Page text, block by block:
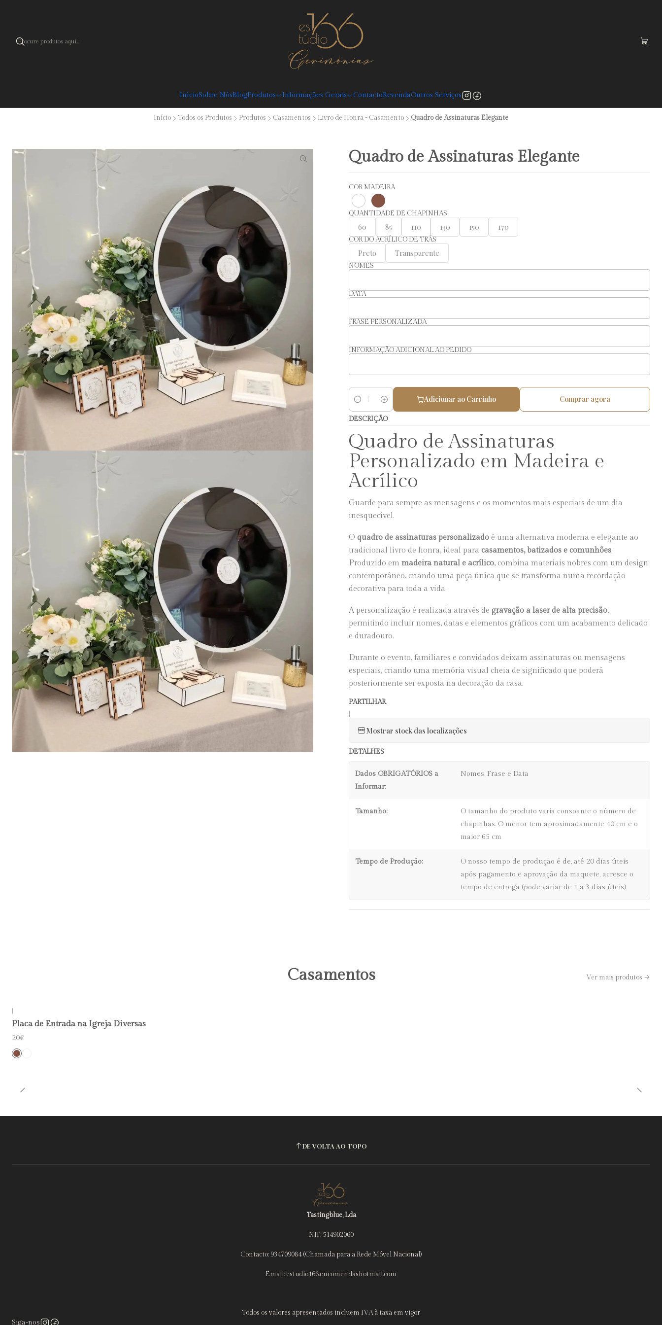
InícioSobre NósBlogProdutos Informações Gerais ContactoRevendaOutros Serviços
Início Todos os Produtos Produtos Casamentos Livro de Honra - Casamento Quadro de Assinaturas Elegante
Quadro de Assinaturas Elegante
COR MADEIRA
QUANTIDADE DE CHAPINHAS
60 85 110 130 150 170
COR DO ACRÍLICO DE TRÁS
Preto Transparente
NOMES
DATA
FRASE PERSONALIZADA
INFORMAÇÃO ADICIONAL AO PEDIDO
Quantidade
Adicionar ao Carrinho Comprar agora
DESCRIÇÃO
Quadro de Assinaturas
Personalizado em Madeira e
Acrílico
Guarde para sempre as mensagens e os momentos mais especiais de um dia
inesquecível.
O quadro de assinaturas personalizado é uma alternativa moderna e elegante ao
tradicional livro de honra, ideal para casamentos, batizados e comunhões.
Produzido em madeira natural e acrílico, combina materiais nobres com um design
contemporâneo, criando uma peça única que se transforma numa recordação
decorativa para toda a vida.
A personalização é realizada através de gravação a laser de alta precisão,
permitindo incluir nomes, datas e elementos gráficos com um acabamento delicado
e duradouro.
Durante o evento, familiares e convidados deixam assinaturas ou mensagens
especiais, criando uma memória visual cheia de significado que poderá
posteriormente ser exposta na decoração da casa.
PARTILHAR
Mostrar stock das localizações
DETALHES
Dados OBRIGATÓRIOS a
Informar:
Nomes, Frase e Data
Tamanho:
O tamanho do produto varia consoante o número de
chapinhas. O menor tem aproximadamente 40 cm e o
maior 65 cm
Tempo de Produção:
O nosso tempo de produção é de, até 20 dias úteis
após pagamento e aprovação da maquete, acresce o
tempo de entrega (pode variar de 1 a 3 dias úteis)
Casamentos Ver mais produtos
Placa de Entrada na Igreja Diversas
20€
DE VOLTA AO TOPO
Tastingblue, Lda
NIF: 514902060
Contacto: 934709084 (Chamada para a Rede Móvel Nacional)
Email: estudio166.encomendashotmail.com
Todos os valores apresentados incluem IVA à taxa em vigor
Siga-nos